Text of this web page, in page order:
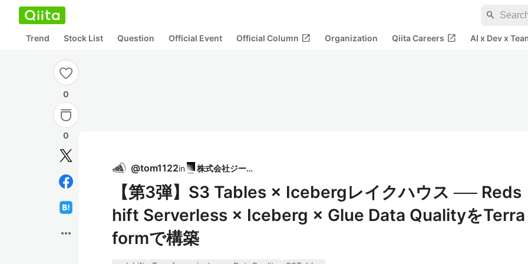
search
Trend Stock List Question Official Event Official Column open_in_new Organization Qiita Careers open_in_new AI x Dev x
0
0
more_horiz
@tom1122in 株式会社ジール
【第3弾】S3 Tables × Icebergレイクハウス ── Reds
hift Serverless × Iceberg × Glue Data QualityをTerra
formで構築